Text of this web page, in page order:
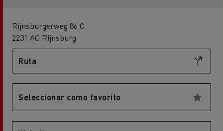
Rijnsburgerweg 86 C
2231 AG Rijnsburg
Ruta
Seleccionar como favorito